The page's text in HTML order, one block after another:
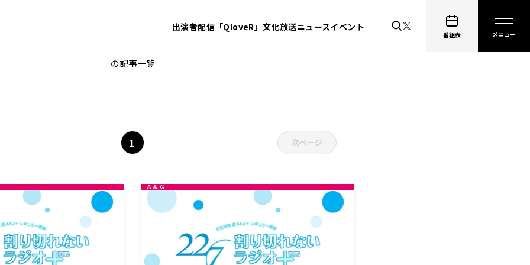
出演者配信「QloveR」文化放送ニュースイベント
番組表
の記事一覧
1 次ページ